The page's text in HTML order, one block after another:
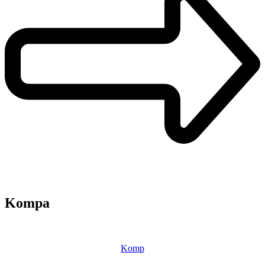
Kompa
Komp